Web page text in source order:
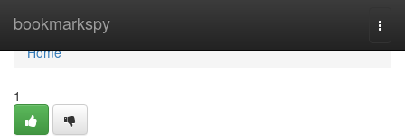
bookmarkspy
Home
Home
1